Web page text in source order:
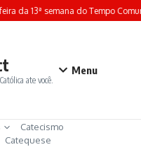
da 13ª semana do Tempo
ate você.
Menu
Catecismo
Catequese